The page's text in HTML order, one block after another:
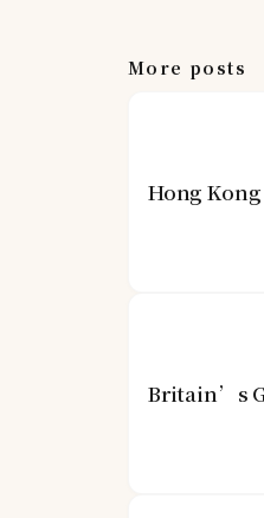
More posts
Hong
Britain’s